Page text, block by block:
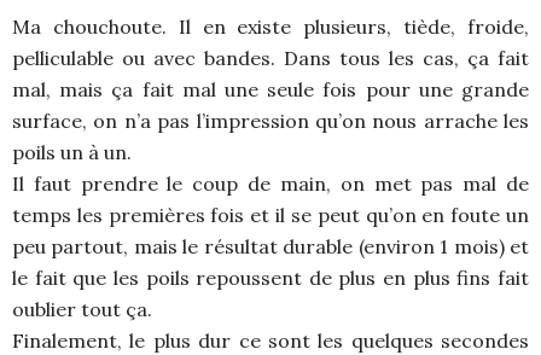
Ma chouchoute. Il en existe plusieurs, tiède, froide,
pelliculable ou avec bandes. Dans tous les cas, ça fait
mal, mais ça fait mal une seule fois pour une grande
surface, on n’a pas l’impression qu’on nous arrache les
poils un à un.
Il faut prendre le coup de main, on met pas mal de
temps les premières fois et il se peut qu’on en foute un
peu partout, mais le résultat durable (environ 1 mois) et
le fait que les poils repoussent de plus en plus fins fait
oublier tout ça.
Finalement, le plus dur ce sont les quelques secondes